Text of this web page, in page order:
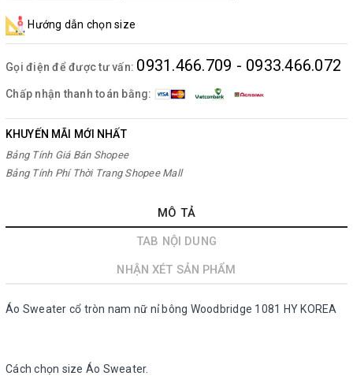
Hướng dẫn chọn size
Gọi điện để được tư vấn: 0931.466.709 - 0933.466.072
Chấp nhận thanh toán bằng:
KHUYẾN MÃI MỚI NHẤT
Bảng Tính Giá Bán Shopee
Bảng Tính Phí Thời Trang Shopee Mall
MÔ TẢ
TAB NỘI DUNG
NHẬN XÉT SẢN PHẨM
Áo Sweater cổ tròn nam nữ nỉ bông Woodbridge 1081 HY KOREA
Cách chọn size Áo Sweater.